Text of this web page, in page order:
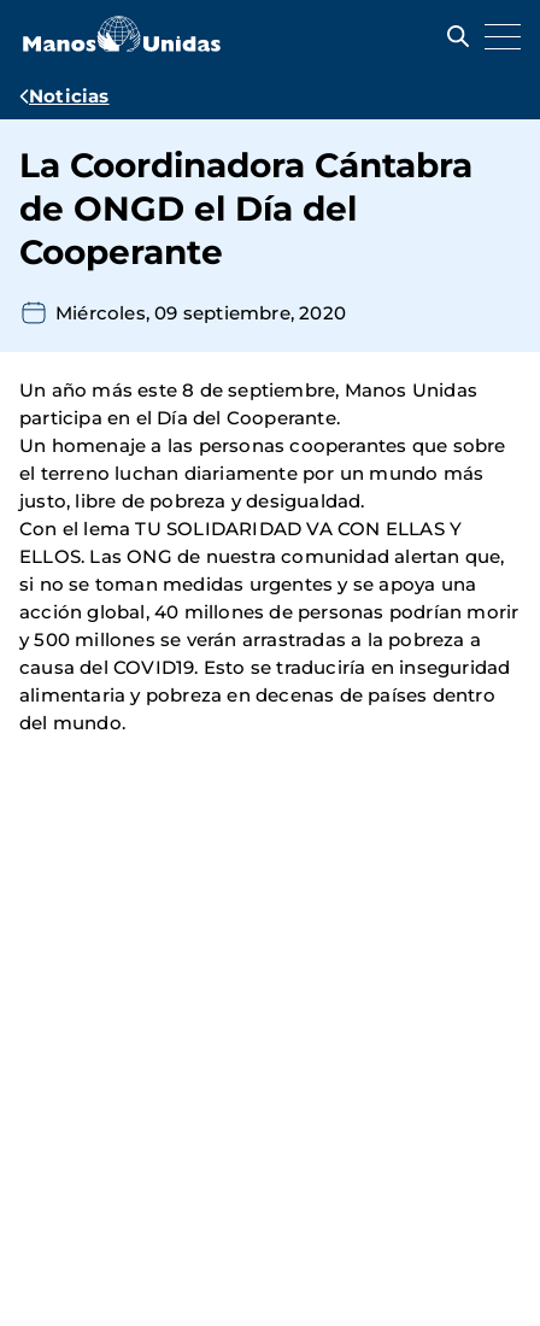
contenido
Ruta
navegación
Noticias
La Coordinadora Cántabra
de ONGD el Día del
Cooperante
Miércoles, 09 septiembre, 2020
Un año más este 8 de septiembre, Manos Unidas
participa en el Día del Cooperante.
Un homenaje a las personas cooperantes que sobre
el terreno luchan diariamente por un mundo más
justo, libre de pobreza y desigualdad.
Con el lema TU SOLIDARIDAD VA CON ELLAS Y
ELLOS. Las ONG de nuestra comunidad alertan que,
si no se toman medidas urgentes y se apoya una
acción global, 40 millones de personas podrían morir
y 500 millones se verán arrastradas a la pobreza a
causa del COVID19. Esto se traduciría en inseguridad
alimentaria y pobreza en decenas de países dentro
del mundo.